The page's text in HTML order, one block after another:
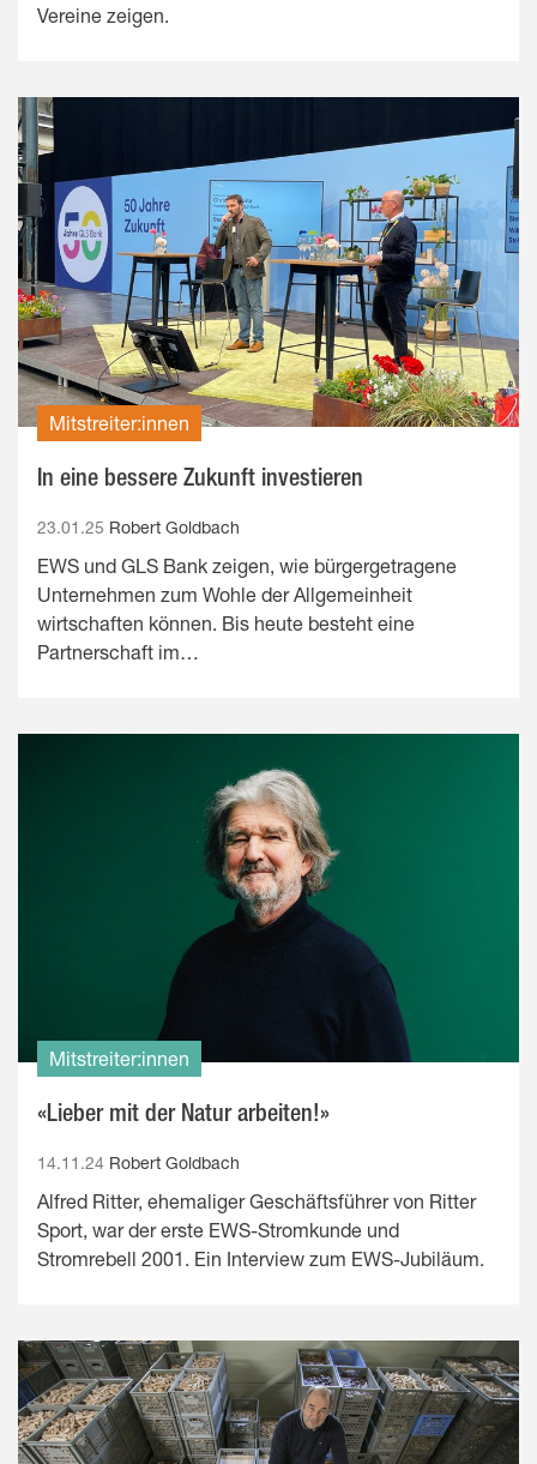
Vereine zeigen.
Mitstreiter:innen
In eine bessere Zukunft investieren
23.01.25 Robert Goldbach
EWS und GLS Bank zeigen, wie bürgergetragene
Unternehmen zum Wohle der Allgemeinheit
wirtschaften können. Bis heute besteht eine
Partnerschaft im…
Mitstreiter:innen
«Lieber mit der Natur arbeiten!»
14.11.24 Robert Goldbach
Alfred Ritter, ehemaliger Geschäftsführer von Ritter
Sport, war der erste EWS-Stromkunde und
Stromrebell 2001. Ein Interview zum EWS-Jubiläum.